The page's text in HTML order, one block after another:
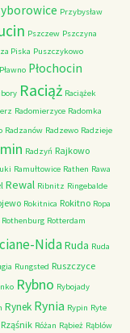
Przybysław
Pszczew Pszczyna
Piska Puszczykowo
Pławno Płochocin
Raciąż Raciążek
Radomierzyce Radomka
Radzanów Radzewo Radzieje
Radzyń Rajkowo
Ramułtowice Rathen Rawa
Rewal Ribnitz Ringebalde
Rokitnica Rokitno Ropa
Rothenburg Rotterdam
NidaRuda Ruda
Rungsted Ruszczyce
Rybno Rybojady
Rynek Rynia Rypin Ryte
Rząśnik Różan Rąbież Rąblów